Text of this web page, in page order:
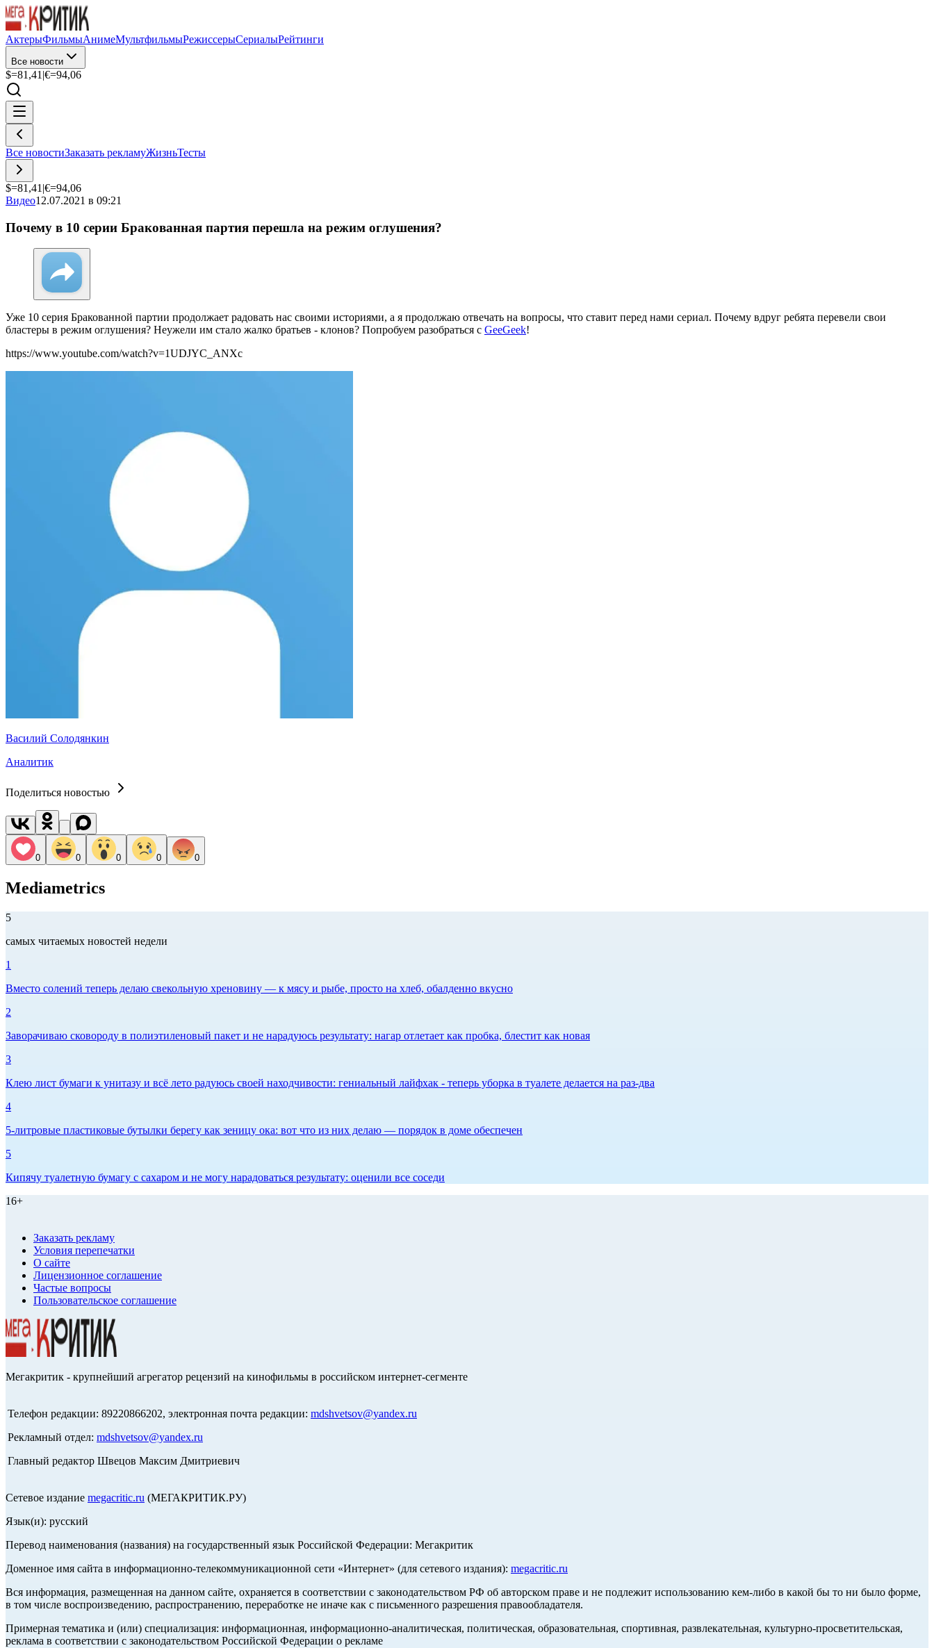
АктерыФильмыАнимеМультфильмыРежиссерыСериалыРейтинги
Все новости
$=81,41 |€=94,06
Все новостиЗаказать рекламуЖизньТесты
$=81,41 |€=94,06
Видео12.07.2021 в 09:21
Почему в 10 серии Бракованная партия перешла на режим оглушения?
Уже 10 серия Бракованной партии продолжает радовать нас своими историями, а я продолжаю отвечать на вопросы, что ставит перед нами сериал. Почему вдруг ребята перевели свои
бластеры в режим оглушения? Неужели им стало жалко братьев - клонов? Попробуем разобраться c GeeGeek!
https://www.youtube.com/watch?v=1UDJYC_ANXc
Василий Солодянкин
Аналитик
Поделиться новостью
0 0 0 0 0
Mediametrics
5
самых читаемых новостей недели
1
Вместо солений теперь делаю свекольную хреновину — к мясу и рыбе, просто на хлеб, обалденно вкусно
2
Заворачиваю сковороду в полиэтиленовый пакет и не нарадуюсь результату: нагар отлетает как пробка, блестит как новая
3
Клею лист бумаги к унитазу и всё лето радуюсь своей находчивости: гениальный лайфхак - теперь уборка в туалете делается на раз-два
4
5-литровые пластиковые бутылки берегу как зеницу ока: вот что из них делаю — порядок в доме обеспечен
5
Кипячу туалетную бумагу с сахаром и не могу нарадоваться результату: оценили все соседи
16+
Заказать рекламу
Условия перепечатки
О сайте
Лицензионное соглашение
Частые вопросы
Пользовательское соглашение
Мегакритик - крупнейший агрегатор рецензий на кинофильмы в российском интернет-сегменте
Телефон редакции: 89220866202, электронная почта редакции: mdshvetsov@yandex.ru
Рекламный отдел: mdshvetsov@yandex.ru
Главный редактор Швецов Максим Дмитриевич
Сетевое издание megacritic.ru (МЕГАКРИТИК.РУ)
Язык(и): русский
Перевод наименования (названия) на государственный язык Российской Федерации: Мегакритик
Доменное имя сайта в информационно-телекоммуникационной сети «Интернет» (для сетевого издания): megacritic.ru
Вся информация, размещенная на данном сайте, охраняется в соответствии с законодательством РФ об авторском праве и не подлежит использованию кем-либо в какой бы то ни было форме,
в том числе воспроизведению, распространению, переработке не иначе как с письменного разрешения правообладателя.
Примерная тематика и (или) специализация: информационная, информационно-аналитическая, политическая, образовательная, спортивная, развлекательная, культурно-просветительская,
реклама в соответствии с законодательством Российской Федерации о рекламе